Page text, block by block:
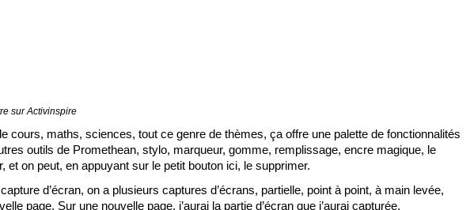
sur Activinspire
maths, sciences, tout ce genre de thèmes, ça offre une palette de fonctionnalités
outils de Promethean, stylo, marqueur, gomme, remplissage, encre magique, le
on peut, en appuyant sur le petit bouton ici, le supprimer.
d’écran, on a plusieurs captures d’écrans, partielle, point à point, à main levée,
page. Sur une nouvelle page, j’aurai la partie d’écran que j’aurai capturée.